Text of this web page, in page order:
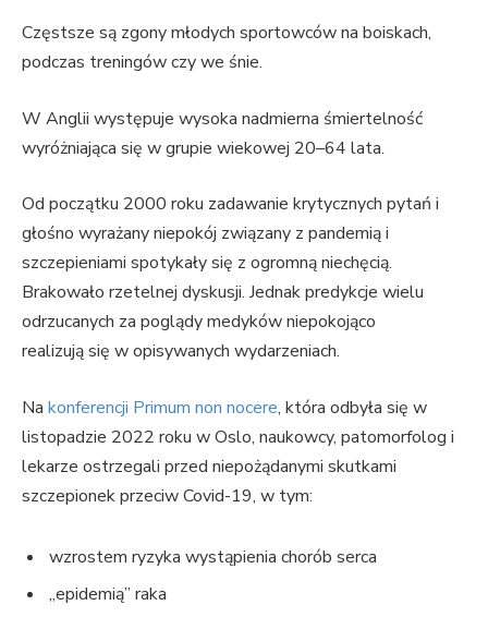
Częstsze są zgony młodych sportowców na boiskach,
podczas treningów czy we śnie.
W Anglii występuje wysoka nadmierna śmiertelność
wyróżniająca się w grupie wiekowej 20–64 lata.
Od początku 2000 roku zadawanie krytycznych pytań i
głośno wyrażany niepokój związany z pandemią i
szczepieniami spotykały się z ogromną niechęcią.
Brakowało rzetelnej dyskusji. Jednak predykcje wielu
odrzucanych za poglądy medyków niepokojąco
realizują się w opisywanych wydarzeniach.
Na konferencji Primum non nocere, która odbyła się w
listopadzie 2022 roku w Oslo, naukowcy, patomorfolog i
lekarze ostrzegali przed niepożądanymi skutkami
szczepionek przeciw Covid-19, w tym:
wzrostem ryzyka wystąpienia chorób serca
„epidemią” raka